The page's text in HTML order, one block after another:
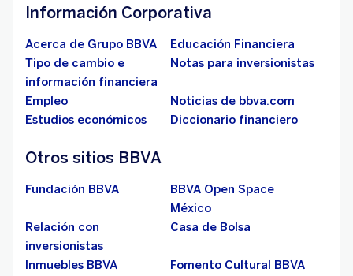
Información Corporativa
Acerca de Grupo BBVA
Educación Financiera
Tipo de cambio e
información financiera
Notas para inversionistas
Empleo
Noticias de bbva.com
Estudios económicos
Diccionario financiero
Otros sitios BBVA
Fundación BBVA
BBVA Open Space
México
Relación con
inversionistas
Casa de Bolsa
Inmuebles BBVA
Fomento Cultural BBVA